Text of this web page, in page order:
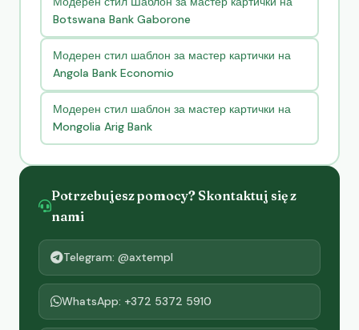
Botswana Bank Gaborone
Модерен стил шаблон за мастер картички на
Angola Bank Economio
Модерен стил шаблон за мастер картички на
Mongolia Arig Bank
Potrzebujesz pomocy? Skontaktuj się z
nami
Telegram: @axtempl
WhatsApp: +372 5372 5910